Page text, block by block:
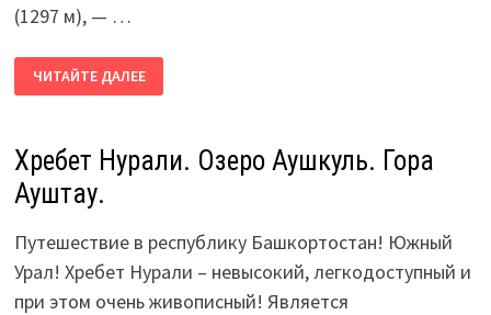
(1297 м), — …
МАЛИДАК
И
ЯЛАНГАС!
М
).
ГОРА
ЯЛАНГАС
М).
ЧИТАЙТЕ ДАЛЕЕ
Хребет Нурали. Озеро Аушкуль. Гора
Ауштау.
Путешествие в республику Башкортостан! Южный
Урал! Хребет Нурали – невысокий, легкодоступный и
при этом очень живописный! Является